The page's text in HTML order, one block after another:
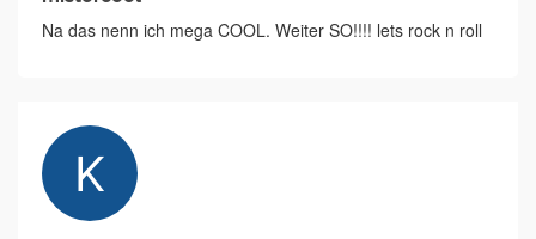
Na das nenn ich mega COOL. Weiter SO!!!! lets rock n roll